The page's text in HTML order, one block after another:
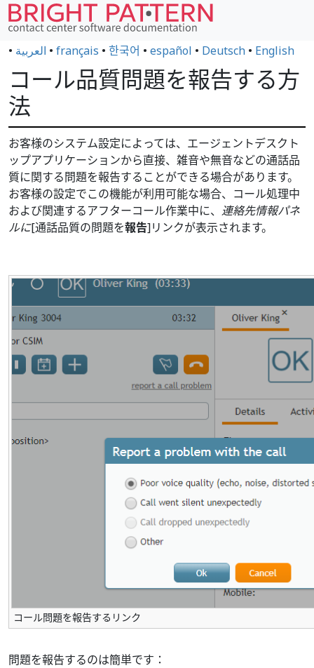
• العربية • français • 한국어 • español • Deutsch • English
コール品質問題を報告する方
法
お客様のシステム設定によっては、エージェントデスクト
ップアプリケーションから直接、雑音や無音などの通話品
質に関する問題を報告することができる場合があります。
お客様の設定でこの機能が利用可能な場合、コール処理中
および関連するアフターコール作業中に、 連絡先情報パネ
ルに[通話品質の問題を報告]リンクが表示されます。
コール問題を報告するリンク
問題を報告するのは簡単です：